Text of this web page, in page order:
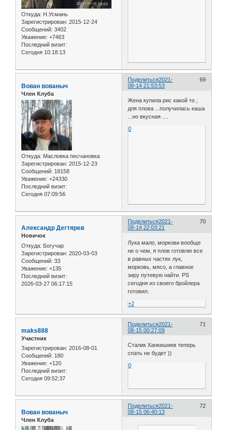
Откуда: Н.Усмань
Зарегистрирован: 2015-12-24
Сообщений: 3402
Уважение: +7463
Последний визит:
Сегодня 10:18:13
Поделиться 69
2021-
08-14 21:53:53
Вован вованыч
Член Клуба
Откуда: Масловка песчановка
Зарегистрирован: 2015-12-23
Сообщений: 18158
Уважение: +24330
Последний визит:
Сегодня 07:09:56
Жена купила рис какой то ,
для плова ...получилась каша
...но вкусная ....
0
Поделиться 70
2021-
08-14 22:03:21
Александр Дегтярев
Новичок
Откуда: Богучар
Зарегистрирован: 2020-03-03
Сообщений: 33
Уважение: +135
Последний визит:
2026-03-27 06:17:15
Лука мало, моркови вообще
не о чем, я плов готовлю все
в равных частях лук,
морковь, мясо, а главное
зиру путевую найти. PS
сегодня из своего бройлера
готовил.
+2
Поделиться 71
2021-
08-15 00:27:09
maks888
Участник
Зарегистрирован: 2016-08-01
Сообщений: 180
Уважение: +120
Последний визит:
Сегодня 09:52:37
Сталик Ханкишиев теперь
спать не будет ))
0
Поделиться 72
2021-
08-15 06:40:13
Вован вованыч
Член Клуба